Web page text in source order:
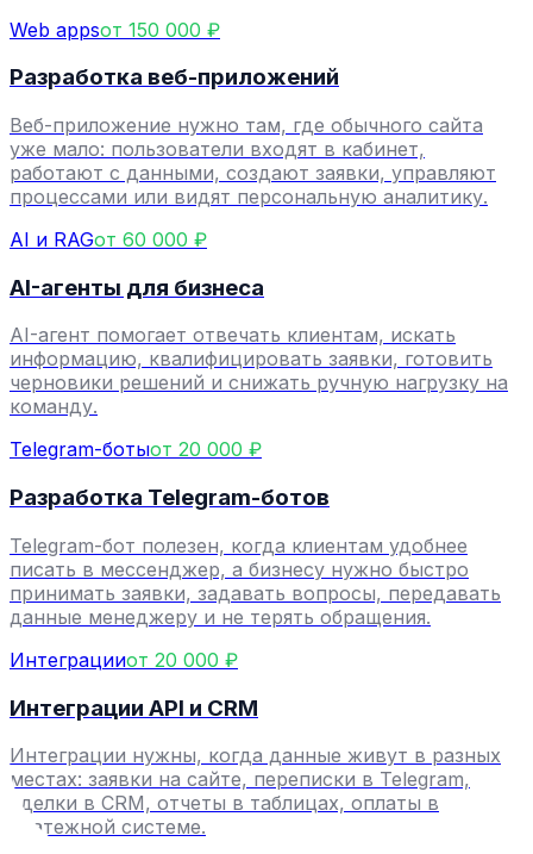
Web appsот 150 000 ₽
Разработка веб-приложений
Веб-приложение нужно там, где обычного сайта
уже мало: пользователи входят в кабинет,
работают с данными, создают заявки, управляют
процессами или видят персональную аналитику.
AI и RAGот 60 000 ₽
AI-агенты для бизнеса
AI-агент помогает отвечать клиентам, искать
информацию, квалифицировать заявки, готовить
черновики решений и снижать ручную нагрузку на
команду.
Telegram-ботыот 20 000 ₽
Разработка Telegram-ботов
Telegram-бот полезен, когда клиентам удобнее
писать в мессенджер, а бизнесу нужно быстро
принимать заявки, задавать вопросы, передавать
данные менеджеру и не терять обращения.
Интеграцииот 20 000 ₽
Интеграции API и CRM
Интеграции нужны, когда данные живут в разных
местах: заявки на сайте, переписки в Telegram,
сделки в CRM, отчеты в таблицах, оплаты в
платежной системе.